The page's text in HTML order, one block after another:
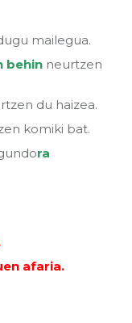
mailegua.
behin neurtzen
du haizea.
komiki bat.
ra
afaria.